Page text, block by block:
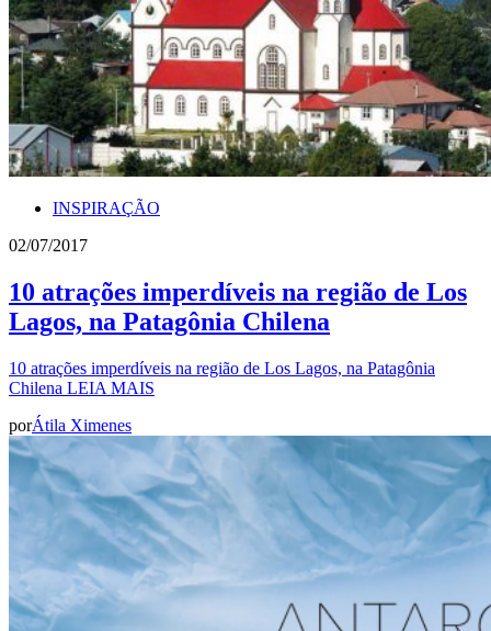
INSPIRAÇÃO
02/07/2017
10 atrações imperdíveis na região de Los
Lagos, na Patagônia Chilena
10 atrações imperdíveis na região de Los Lagos, na Patagônia
Chilena LEIA MAIS
porÁtila Ximenes